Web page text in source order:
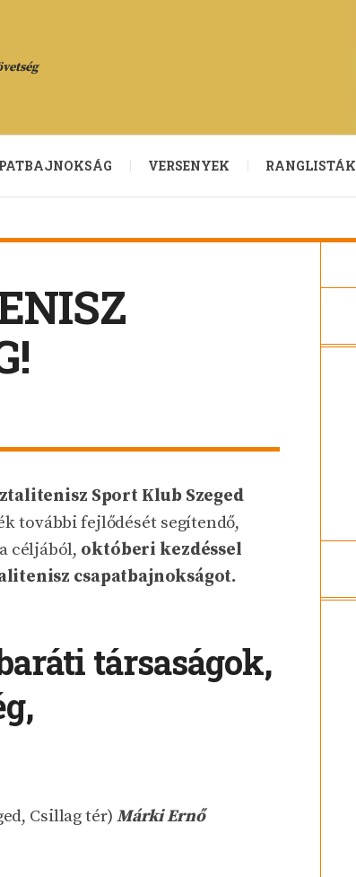
VERSENYEK RANGLISTÁK
Sport Klub Szeged
további fejlődését segítendő,
céljából, októberi kezdéssel
csapatbajnokságot.
társaságok,
Csillag tér)Márki Ernő